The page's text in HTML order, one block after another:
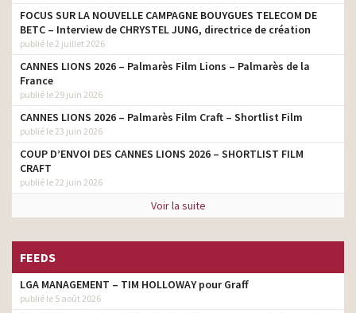
FOCUS SUR LA NOUVELLE CAMPAGNE BOUYGUES TELECOM DE
BETC – Interview de CHRYSTEL JUNG, directrice de création
publié le 2 juillet 2026
CANNES LIONS 2026 – Palmarès Film Lions – Palmarès de la
France
publié le 29 juin 2026
CANNES LIONS 2026 – Palmarès Film Craft – Shortlist Film
publié le 23 juin 2026
COUP D’ENVOI DES CANNES LIONS 2026 – SHORTLIST FILM
CRAFT
publié le 22 juin 2026
Voir la suite
FEEDS
LGA MANAGEMENT – TIM HOLLOWAY pour Graff
publié le 5 août 2026